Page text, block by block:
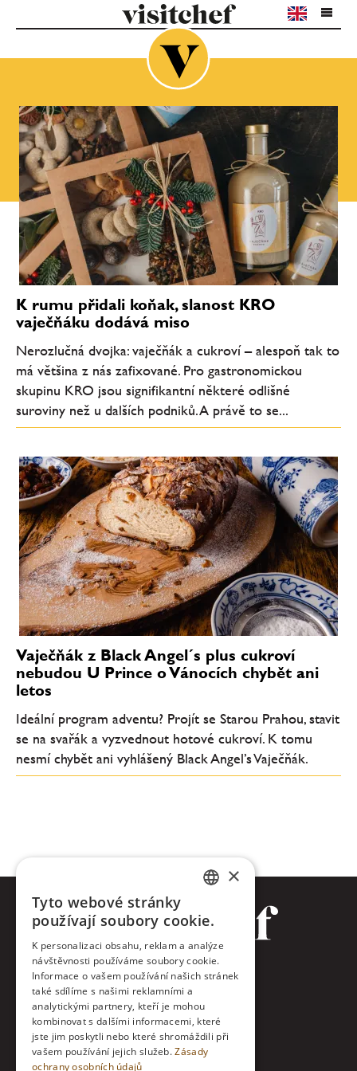
K rumu přidali koňak, slanost KRO
vaječňáku dodává miso
Nerozlučná dvojka: vaječňák a cukroví – alespoň tak to
má většina z nás zafixované. Pro gastronomickou
skupinu KRO jsou signifikantní některé odlišné
suroviny než u dalších podniků. A právě to se...
Vaječňák z Black Angel´s plus cukroví
nebudou U Prince o Vánocích chybět ani
letos
Ideální program adventu? Projít se Starou Prahou, stavit
se na svařák a vyzvednout hotové cukroví. K tomu
nesmí chybět ani vyhlášený Black Angel’s Vaječňák.
Facebook
Twitter
Instagram
ENGLISH
×
Tyto webové stránky
používají soubory cookie.
K personalizaci obsahu, reklam a analýze
návštěvnosti používáme soubory cookie.
Informace o vašem používání našich stránek
také sdílíme s našimi reklamními a
analytickými partnery, kteří je mohou
kombinovat s dalšími informacemi, které
jste jim poskytli nebo které shromáždili při
vašem používání jejich služeb.Zásady
ochrany osobních údajů